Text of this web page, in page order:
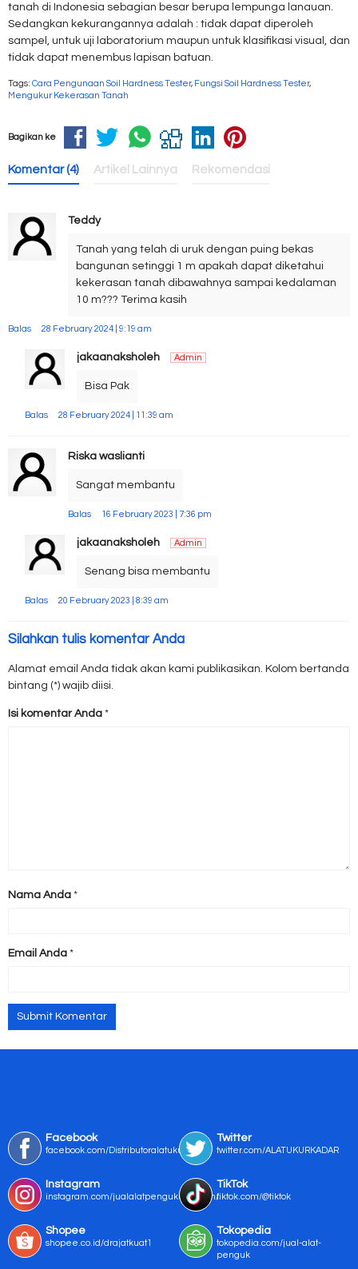
tanah di Indonesia sebagian besar berupa lempunga lanauan.
Sedangkan kekurangannya adalah : tidak dapat diperoleh
sampel, untuk uji laboratorium maupun untuk klasifikasi visual, dan
tidak dapat menembus lapisan batuan.
Tags: Cara Pengunaan Soil Hardness Tester, Fungsi Soil Hardness Tester,
Mengukur Kekerasan Tanah
Bagikan ke
Komentar (4) Artikel Lainnya Rekomendasi
Teddy
Tanah yang telah di uruk dengan puing bekas
bangunan setinggi 1 m apakah dapat diketahui
kekerasan tanah dibawahnya sampai kedalaman
10 m??? Terima kasih
Balas 28 February 2024 | 9:19 am
jakaanaksholeh Admin
Bisa Pak
Balas 28 February 2024 | 11:39 am
Riska waslianti
Sangat membantu
Balas 16 February 2023 | 7:36 pm
jakaanaksholeh Admin
Senang bisa membantu
Balas 20 February 2023 | 8:39 am
Silahkan tulis komentar Anda
Alamat email Anda tidak akan kami publikasikan. Kolom bertanda
bintang (*) wajib diisi.
Isi komentar Anda *
Nama Anda *
Email Anda *
Facebook
facebook.com/Distributoralatukur
Twitter
twitter.com/ALATUKURKADAR
Instagram
instagram.com/jualalatpengukurmurah/
TikTok
tiktok.com/@tiktok
Shopee
shopee.co.id/drajatkuat1
Tokopedia
tokopedia.com/jual-alat-
penguk